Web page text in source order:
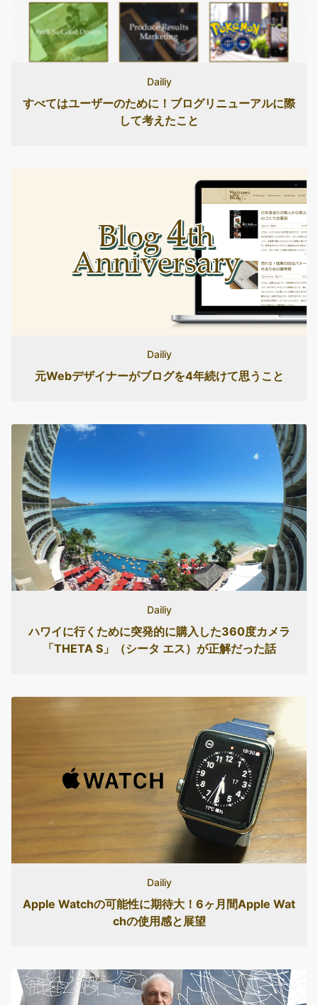
Dailiy
すべてはユーザーのために！ブログリニューアルに際
して考えたこと
Dailiy
元Webデザイナーがブログを4年続けて思うこと
Dailiy
ハワイに行くために突発的に購入した360度カメラ
「THETA S」（シータ エス）が正解だった話
Dailiy
Apple Watchの可能性に期待大！6ヶ月間Apple Wat
chの使用感と展望